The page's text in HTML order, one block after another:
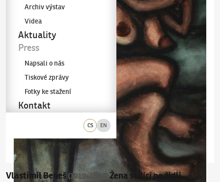
CS EN
Archiv výstav
Videa
Aktuality
Press
Napsali o nás
Tiskové zprávy
Fotky ke stažení
Kontakt
Vlastimil Beneš (1919–1981) Žena sedící na židli